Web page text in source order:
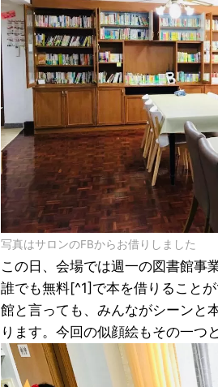
写真はサロンのFBからお借りしました
この日、会場では週一の図書館事
誰でも無料[^1]で本を借りること
館と言っても、みんながシーンと
ります。今回の似顔絵もその一つ